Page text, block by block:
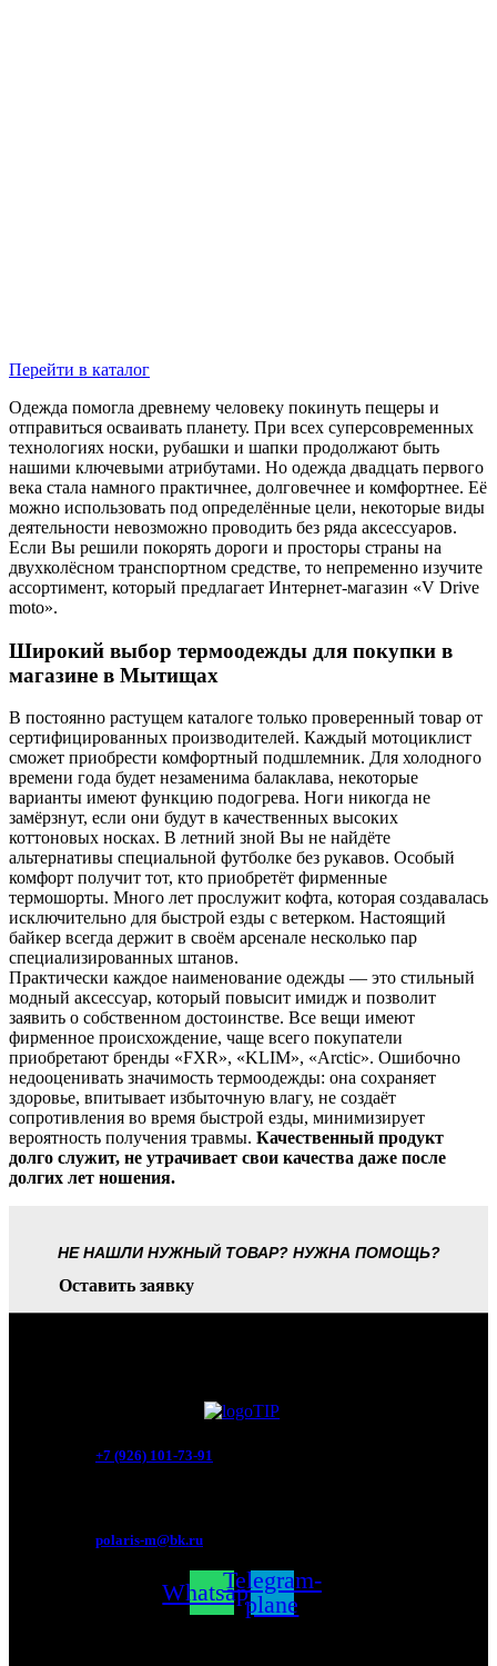
Перейти в каталог
Одежда помогла древнему человеку покинуть пещеры и
отправиться осваивать планету. При всех суперсовременных
технологиях носки, рубашки и шапки продолжают быть
нашими ключевыми атрибутами. Но одежда двадцать первого
века стала намного практичнее, долговечнее и комфортнее. Её
можно использовать под определённые цели, некоторые виды
деятельности невозможно проводить без ряда аксессуаров.
Если Вы решили покорять дороги и просторы страны на
двухколёсном транспортном средстве, то непременно изучите
ассортимент, который предлагает Интернет-магазин «V Drive
moto».
Широкий выбор термоодежды для покупки в
магазине в Мытищах
В постоянно растущем каталоге только проверенный товар от
сертифицированных производителей. Каждый мотоциклист
сможет приобрести комфортный подшлемник. Для холодного
времени года будет незаменима балаклава, некоторые
варианты имеют функцию подогрева. Ноги никогда не
замёрзнут, если они будут в качественных высоких
коттоновых носках. В летний зной Вы не найдёте
альтернативы специальной футболке без рукавов. Особый
комфорт получит тот, кто приобретёт фирменные
термошорты. Много лет прослужит кофта, которая создавалась
исключительно для быстрой езды с ветерком. Настоящий
байкер всегда держит в своём арсенале несколько пар
специализированных штанов.
Практически каждое наименование одежды — это стильный
модный аксессуар, который повысит имидж и позволит
заявить о собственном достоинстве. Все вещи имеют
фирменное происхождение, чаще всего покупатели
приобретают бренды «FXR», «KLIM», «Arctic». Ошибочно
недооценивать значимость термоодежды: она сохраняет
здоровье, впитывает избыточную влагу, не создаёт
сопротивления во время быстрой езды, минимизирует
вероятность получения травмы. Качественный продукт
долго служит, не утрачивает свои качества даже после
долгих лет ношения.
НЕ НАШЛИ НУЖНЫЙ ТОВАР? НУЖНА ПОМОЩЬ?
Оставить заявку
+7 (926) 101-73-91
polaris-m@bk.ru
WhatsappTelegram-
plane